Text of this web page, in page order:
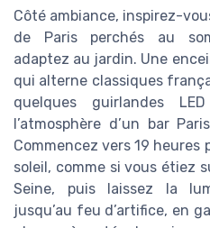
Côté ambiance, inspirez-
de Paris perchés au
adaptez au jardin. Une
qui alterne classiques
quelques guirlandes
l’atmosphère d’un bar
Commencez vers 19
soleil, comme si vous étiez
Seine, puis laissez la
jusqu’au feu d’artifice, en